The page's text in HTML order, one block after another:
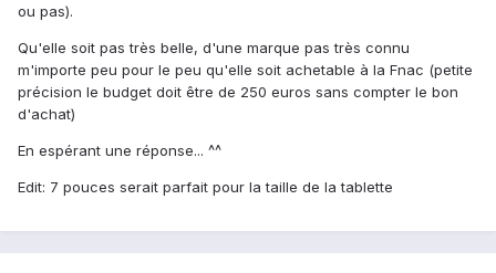
ou pas).
Qu'elle soit pas très belle, d'une marque pas très connu
m'importe peu pour le peu qu'elle soit achetable à la Fnac (petite
précision le budget doit être de 250 euros sans compter le bon
d'achat)
En espérant une réponse... ^^
Edit: 7 pouces serait parfait pour la taille de la tablette